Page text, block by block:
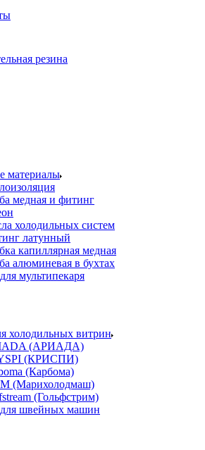
резина
материалы
медная и фитинг
холодильных систем
латунный
капиллярная медная
алюминевая в бухтах
мультипекаря
холодильных витрин
(АРИАДА)
(КРИСПИ)
(Карбома)
(Марихолодмаш)
(Гольфстрим)
для швейных машин